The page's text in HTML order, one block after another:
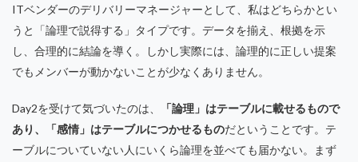
ITベンダーのデリバリーマネージャーとして、私はどちらかとい
うと「論理で説得する」タイプです。データを揃え、根拠を示
し、合理的に結論を導く。しかし実際には、論理的に正しい提案
でもメンバーが動かないことが少なくありません。
Day2を受けて気づいたのは、
「論理」はテーブルに載せるもので
あり、「感情」はテーブルにつかせるものだということです。テ
ーブルについていない人にいくら論理を並べても届かない。まず